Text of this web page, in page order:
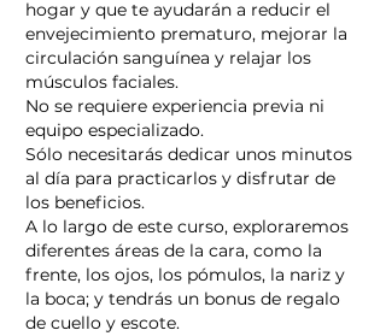
hogar y que te ayudarán a reducir el
envejecimiento prematuro, mejorar la
circulación sanguínea y relajar los
músculos faciales.
No se requiere experiencia previa ni
equipo especializado.
Sólo necesitarás dedicar unos minutos
al día para practicarlos y disfrutar de
los beneficios.
A lo largo de este curso, exploraremos
diferentes áreas de la cara, como la
frente, los ojos, los pómulos, la nariz y
la boca; y tendrás un bonus de regalo
de cuello y escote.